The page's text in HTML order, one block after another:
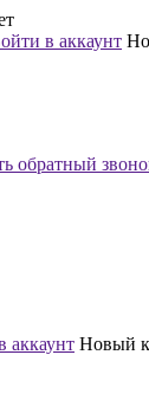
в аккаунт
обратный
аккаунт Новый